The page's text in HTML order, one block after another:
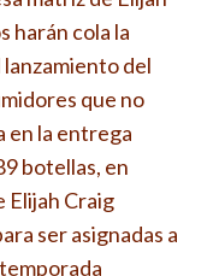
harán cola la
del
que no
en la entrega
botellas, en
Elijah Craig
ser asignadas a